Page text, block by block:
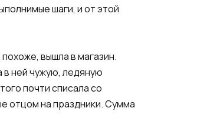
шаги, и от этой
вышла в магазин.
в ней чужую, ледяную
почти списала со
отцом на праздники. Сумма